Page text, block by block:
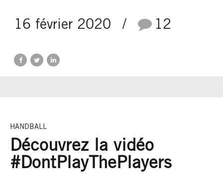
16 février 2020 12
HANDBALL
Découvrez la vidéo
#DontPlayThePlayers